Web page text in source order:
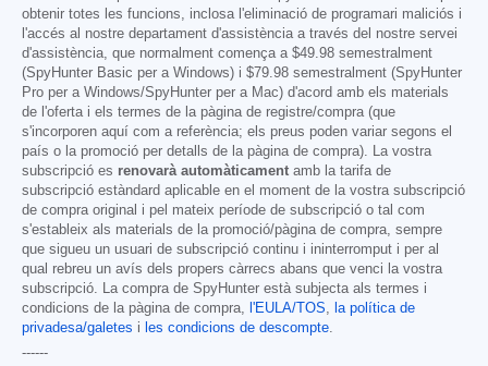
obtenir totes les funcions, inclosa l'eliminació de programari maliciós i
l'accés al nostre departament d'assistència a través del nostre servei
d'assistència, que normalment comença a $49.98 semestralment
(SpyHunter Basic per a Windows) i $79.98 semestralment (SpyHunter
Pro per a Windows/SpyHunter per a Mac) d'acord amb els materials
de l'oferta i els termes de la pàgina de registre/compra (que
s'incorporen aquí com a referència; els preus poden variar segons el
país o la promoció per detalls de la pàgina de compra). La vostra
subscripció es renovarà automàticament amb la tarifa de
subscripció estàndard aplicable en el moment de la vostra subscripció
de compra original i pel mateix període de subscripció o tal com
s'estableix als materials de la promoció/pàgina de compra, sempre
que sigueu un usuari de subscripció continu i ininterromput i per al
qual rebreu un avís dels propers càrrecs abans que venci la vostra
subscripció. La compra de SpyHunter està subjecta als termes i
condicions de la pàgina de compra,
l'EULA/TOS
la política de
privadesa/galetes i les condicions de descompte
------